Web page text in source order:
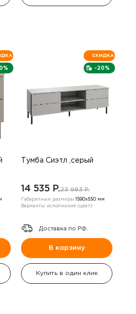
-20%
СКИДКА
Тумба Сиэтл ,серый
14 535 P.23 983 P.
Габаритные размеры: 1590х550 мм
Варианты исполнения (цвет):
Доставка по РФ.
В корзину
Купить в один клик